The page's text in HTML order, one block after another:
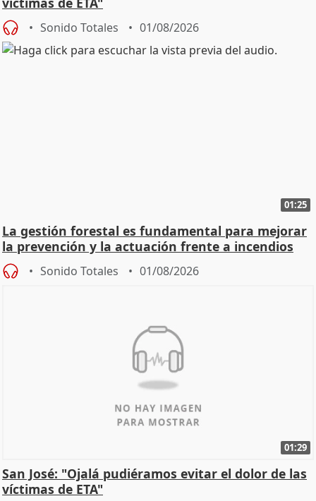
Sonido Totales 01/08/2026
01:25
La gestión forestal es fundamental para mejorar
la prevención y la actuación frente a incendios
Sonido Totales 01/08/2026
01:29
San José: "Ojalá pudiéramos evitar el dolor de las
víctimas de ETA"